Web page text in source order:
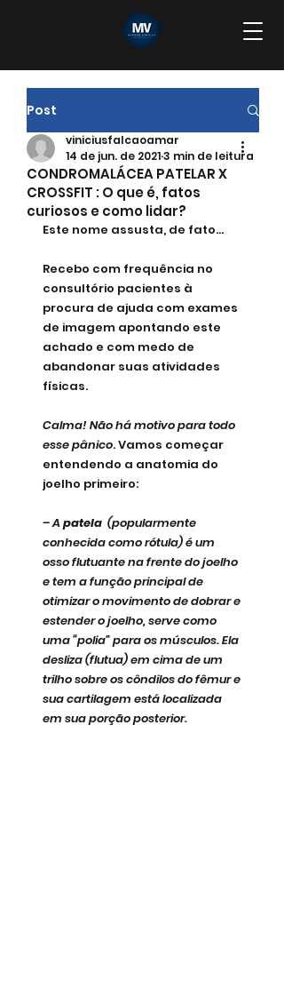
Post
CONDROMALÁCEA PATELAR X
CROSSFIT : O que é, fatos
curiosos e como lidar?
viniciusfalcaoamar
14 de jun. de 20213 min de leitura
Este nome assusta, de fato...
Recebo com frequência no
consultório pacientes à
procura de ajuda com exames
de imagem apontando este
achado e com medo de
abandonar suas atividades
físicas.
Calma! Não há motivo para todo
esse pânico. Vamos começar
entendendo a anatomia do
joelho primeiro:
– A patela (popularmente
conhecida como rótula) é um
osso flutuante na frente do joelho
e tem a função principal de
otimizar o movimento de dobrar e
estender o joelho, serve como
uma “polia” para os músculos. Ela
desliza (flutua) em cima de um
trilho sobre os côndilos do fêmur e
sua cartilagem está localizada
em sua porção posterior.